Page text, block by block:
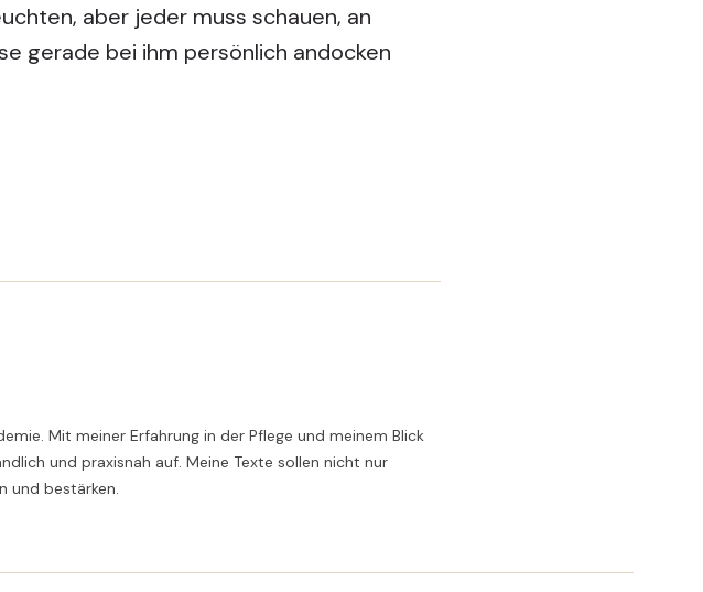
aber jeder muss schauen, an
gerade bei ihm persönlich andocken
Mit meiner Erfahrung in der Pflege und meinem Blick
und praxisnah auf. Meine Texte sollen nicht nur
und bestärken.